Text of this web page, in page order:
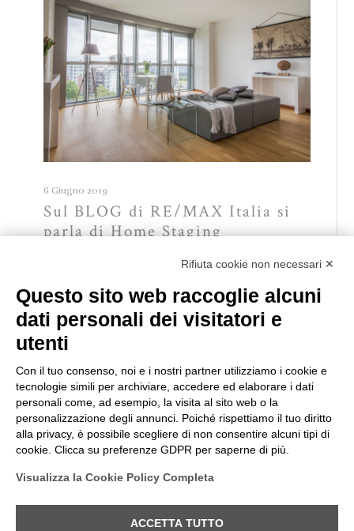
6 Giugno 2019
Sul BLOG di RE/MAX Italia si
parla di Home Staging
Comments are closed.
[otw_is
sidebar=otw-
sidebar-1]
© Laura Vimercati All Rights Reserved | P. Iva
Privacy e cookie policy
Rifiuta cookie non necessari ✕
Questo sito web raccoglie alcuni
dati personali dei visitatori e
utenti
Con il tuo consenso, noi e i nostri partner utilizziamo i cookie e
tecnologie simili per archiviare, accedere ed elaborare i dati
personali come, ad esempio, la visita al sito web o la
personalizzazione degli annunci. Poiché rispettiamo il tuo diritto
alla privacy, è possibile scegliere di non consentire alcuni tipi di
cookie. Clicca su preferenze GDPR per saperne di più.
Visualizza la Cookie Policy Completa
ACCETTA TUTTO